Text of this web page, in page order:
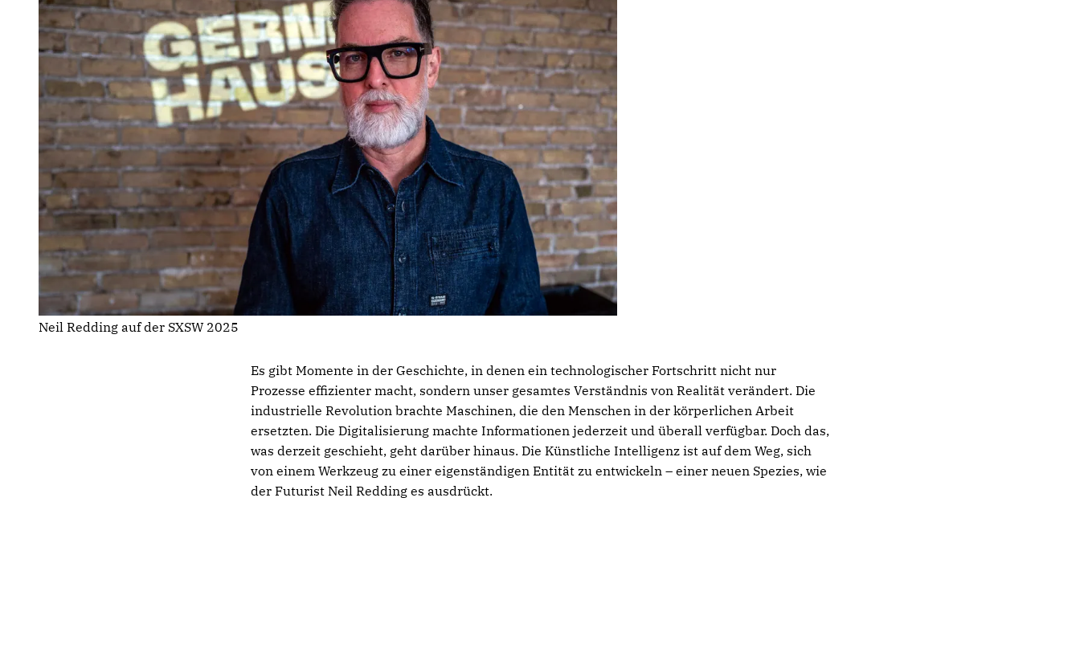
Neil Redding auf der SXSW 2025
Es gibt Momente in der Geschichte, in denen ein technologischer Fortschritt nicht nur
Prozesse effizienter macht, sondern unser gesamtes Verständnis von Realität verändert. Die
industrielle Revolution brachte Maschinen, die den Menschen in der körperlichen Arbeit
ersetzten. Die Digitalisierung machte Informationen jederzeit und überall verfügbar. Doch das,
was derzeit geschieht, geht darüber hinaus. Die Künstliche Intelligenz ist auf dem Weg, sich
von einem Werkzeug zu einer eigenständigen Entität zu entwickeln – einer neuen Spezies, wie
der Futurist Neil Redding es ausdrückt.